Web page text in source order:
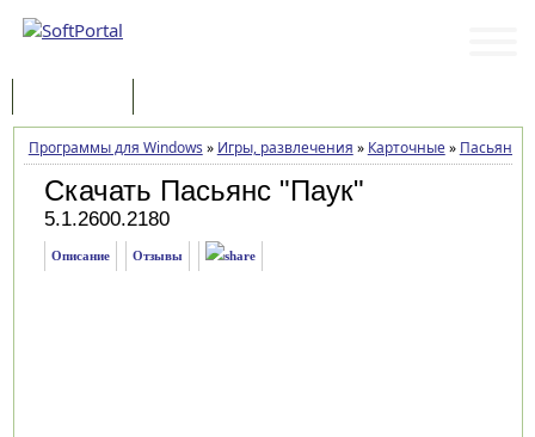
Программы для Windows » Игры, развлечения » Карточные» Пасьянс
Скачать Пасьянс "Паук"
5.1.2600.2180
Описание Отзывы